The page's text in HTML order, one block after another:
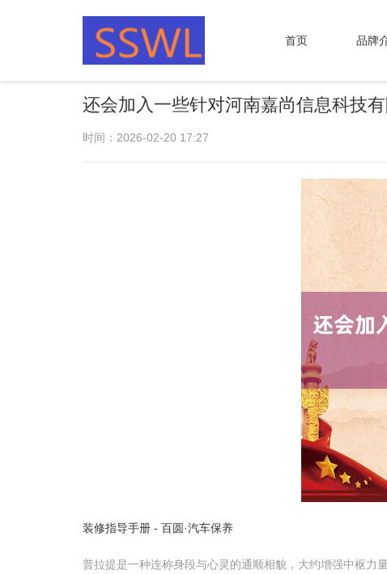
首页 品牌
还会加入一些针对河南嘉尚信息科技
时间：2026-02-20 17:27
装修指导手册 - 百圆·汽车保养
普拉提是一种连称身段与心灵的通顺相貌，大约增强中枢力